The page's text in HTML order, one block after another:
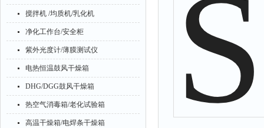
搅拌机 /均质机/乳化机
净化工作台/安全柜
紫外光度计/薄膜测试仪
电热恒温鼓风干燥箱
DHG/DGG鼓风干燥箱
热空气消毒箱/老化试验箱
高温干燥箱/电焊条干燥箱